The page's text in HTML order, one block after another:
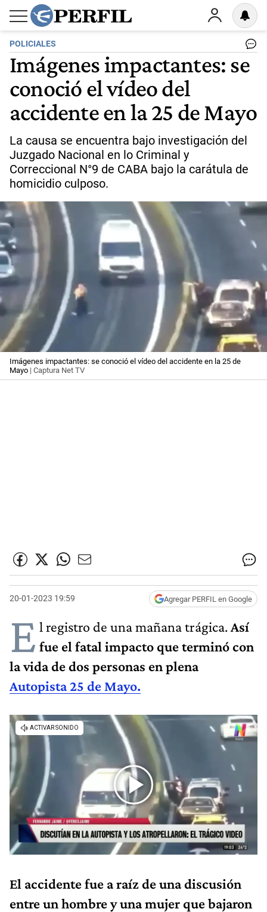
POLICIALES
Imágenes impactantes: se
conoció el vídeo del
accidente en la 25 de Mayo
La causa se encuentra bajo investigación del
Juzgado Nacional en lo Criminal y
Correccional N°9 de CABA bajo la carátula de
homicidio culposo.
Imágenes impactantes: se conoció el vídeo del accidente en la 25 de
Mayo | Captura Net TV
20-01-2023 19:59 Agregar PERFIL en Google
E l registro de una mañana trágica.Así
fue el fatal impacto que terminó con
la vida de dos personas en plena
Autopista 25 de Mayo.
El accidente fue a raíz de una discusión
entre un hombre y una mujer que bajaron